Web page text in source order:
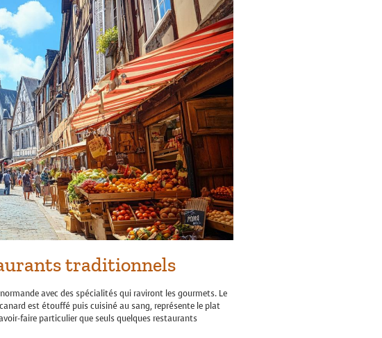
traditionnels
avec des spécialités qui raviront les gourmets. Le
est étouffé puis cuisiné au sang, représente le plat
faire particulier que seuls quelques restaurants